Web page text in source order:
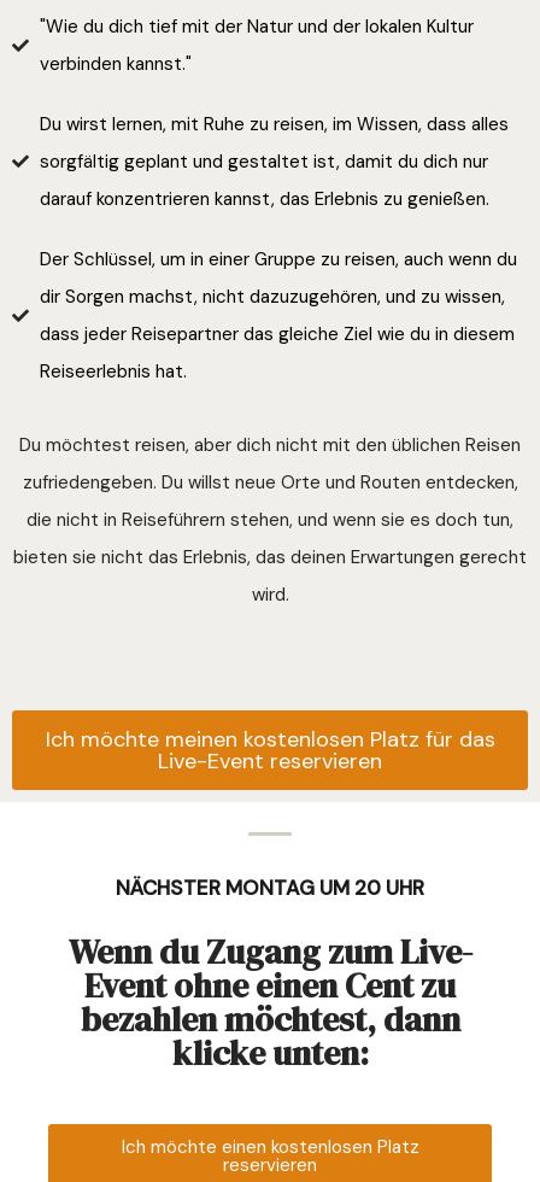
"Wie du dich tief mit der Natur und der lokalen Kultur
verbinden kannst."
Du wirst lernen, mit Ruhe zu reisen, im Wissen, dass alles
sorgfältig geplant und gestaltet ist, damit du dich nur
darauf konzentrieren kannst, das Erlebnis zu genießen.
Der Schlüssel, um in einer Gruppe zu reisen, auch wenn du
dir Sorgen machst, nicht dazuzugehören, und zu wissen,
dass jeder Reisepartner das gleiche Ziel wie du in diesem
Reiseerlebnis hat.
Du möchtest reisen, aber dich nicht mit den üblichen Reisen
zufriedengeben. Du willst neue Orte und Routen entdecken,
die nicht in Reiseführern stehen, und wenn sie es doch tun,
bieten sie nicht das Erlebnis, das deinen Erwartungen gerecht
wird.
Ich möchte meinen kostenlosen Platz für das
Live-Event reservieren
NÄCHSTER MONTAG UM 20 UHR
Wenn du Zugang zum Live-
Event ohne einen Cent zu
bezahlen möchtest, dann
klicke unten:
Ich möchte einen kostenlosen Platz
reservieren